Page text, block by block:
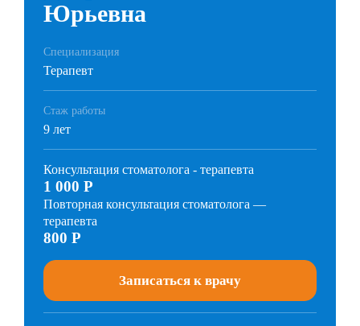
Юрьевна
Специализация
Терапевт
Стаж работы
9 лет
Консультация стоматолога - терапевта
1 000 Р
Повторная консультация стоматолога —
терапевта
800 Р
Записаться к врачу